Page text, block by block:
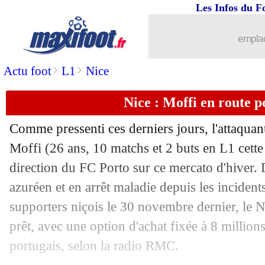
Actu foot> L1 > Nice
Les Infos du
Nice : Moffi en route
Comme pressenti ces derniers jours,
Moffi (26 ans, 10 matchs et 2 buts en L1
direction du FC Porto sur ce mercato d'hiver.
azuréen et en arrêt maladie depuis les
supporters niçois le 30 novembre dernier, le
prêt, avec une option d'achat fixée à 8
portugais, selon la radio RMC.
Metz: Kouao vers Kayserispor ?
29/01 PSG: Neves calme le jeu pour le Top
29/01 OM: le constat cash de Kondogbia
29/01 Lens: Guilavogui en route pour la
29/01 Wolverhampton: Strand Larsen
29/01 Reims: Koné vendu à Leipzig pour
29/01 Lille: Monaco demande 25 M€ pour